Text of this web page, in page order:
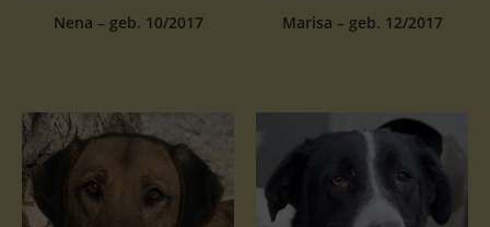
Nena – geb. 10/2017 Marisa – geb. 12/2017